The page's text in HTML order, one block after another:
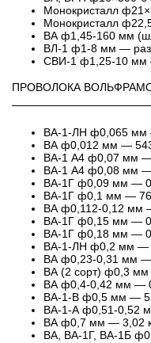
Монокристалл
Монокристалл
ВА ф1,45-160 мм
ВЛ-1 ф1-8 мм —
СВИ-1 ф1,25-10 мм
ПРОВОЛОКА
ВА-1-ЛН ф0,065 мм
ВА ф0,012 мм —
ВА-1 А4 ф0,07 мм —
ВА-1 А4 ф0,08 мм —
ВА-1Г ф0,09 мм —
ВА-1Г ф0,1 мм —
ВА ф0,112-0,12 мм
ВА-1Г ф0,15 мм —
ВА-1Г ф0,18 мм —
ВА-1-ЛН ф0,2 мм —
ВА ф0,23-0,31 мм —
ВА (2 сорт) ф0,3 мм
ВА ф0,4-0,42 мм —
ВА-1-В ф0,5 мм —
ВА-1-А ф0,51-0,52
ВА ф0,7 мм — 3,02
ВА, ВА-1Г, ВА-1Б